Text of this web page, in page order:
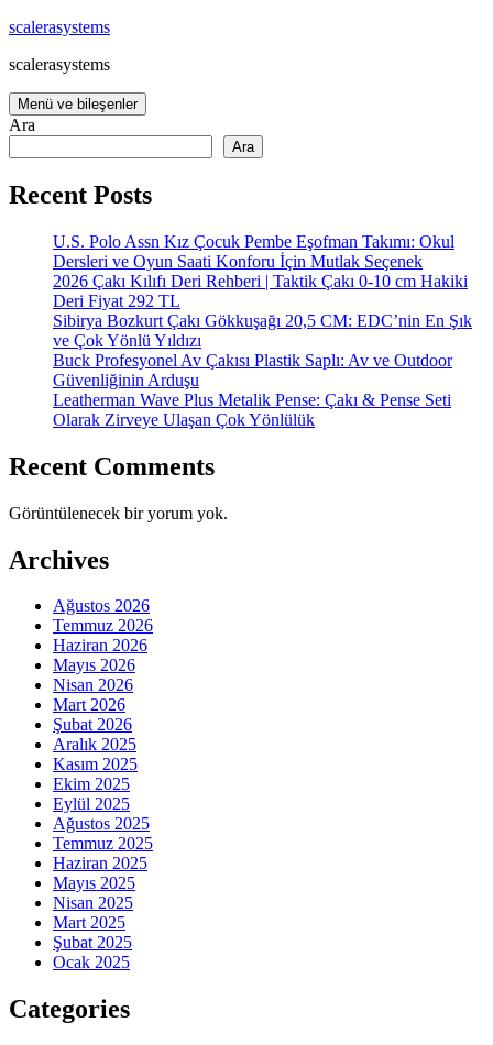
İçeriğe
scalerasystems
scalerasystems
Menü ve bileşenler
Ara
Ara
Recent Posts
U.S. Polo Assn Kız Çocuk Pembe Eşofman Takımı: Okul
Dersleri ve Oyun Saati Konforu İçin Mutlak Seçenek
2026 Çakı Kılıfı Deri Rehberi | Taktik Çakı 0-10 cm Hakiki
Deri Fiyat 292 TL
Sibirya Bozkurt Çakı Gökkuşağı 20,5 CM: EDC’nin En Şık
ve Çok Yönlü Yıldızı
Buck Profesyonel Av Çakısı Plastik Saplı: Av ve Outdoor
Güvenliğinin Arduşu
Leatherman Wave Plus Metalik Pense: Çakı & Pense Seti
Olarak Zirveye Ulaşan Çok Yönlülük
Recent Comments
Görüntülenecek bir yorum yok.
Archives
Ağustos 2026
Temmuz 2026
Haziran 2026
Mayıs 2026
Nisan 2026
Mart 2026
Şubat 2026
Aralık 2025
Kasım 2025
Ekim 2025
Eylül 2025
Ağustos 2025
Temmuz 2025
Haziran 2025
Mayıs 2025
Nisan 2025
Mart 2025
Şubat 2025
Ocak 2025
Categories